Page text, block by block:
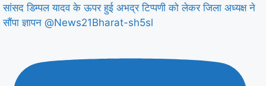
सांसद डिम्पल यादव के ऊपर हुई अभद्र टिप्पणी को लेकर जिला अध्यक्ष ने
सौंपा ज्ञापन @News21Bharat-sh5sl